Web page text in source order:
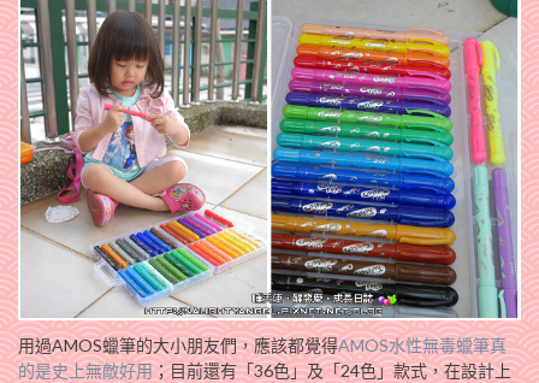
用過AMOS蠟筆的大小朋友們，應該都覺得AMOS水性無毒蠟筆真
的是史上無敵好用；目前還有「36色」及「24色」款式，在設計上